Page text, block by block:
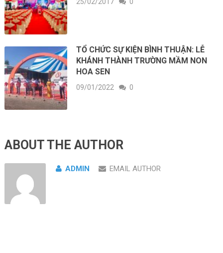
TỔ CHỨC SỰ KIỆN BÌNH THUẬN: LỄ
KHÁNH THÀNH TRƯỜNG MẦM NON
HOA SEN
09/01/2022 0
ABOUT THE AUTHOR
ADMIN EMAIL AUTHOR